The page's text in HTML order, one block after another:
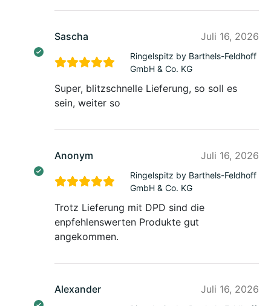
Sascha Juli 16, 2026
Ringelspitz by Barthels-Feldhoff
GmbH & Co. KG
Super, blitzschnelle Lieferung, so soll es
sein, weiter so
Anonym Juli 16, 2026
Ringelspitz by Barthels-Feldhoff
GmbH & Co. KG
Trotz Lieferung mit DPD sind die
enpfehlenswerten Produkte gut
angekommen.
Alexander Juli 16, 2026